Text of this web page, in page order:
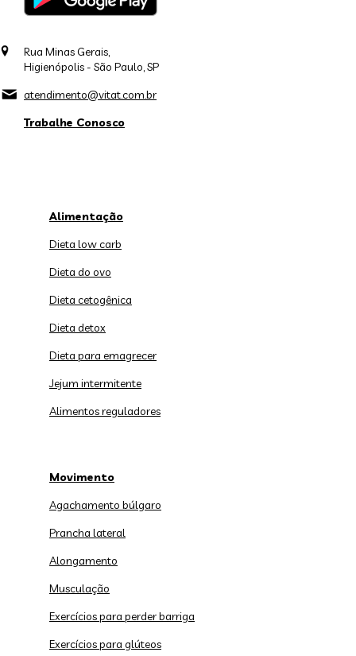
Rua Minas Gerais,
Higienópolis - São Paulo, SP
atendimento@vitat.com.br
Trabalhe Conosco
Alimentação
Dieta low carb
Dieta do ovo
Dieta cetogênica
Dieta detox
Dieta para emagrecer
Jejum intermitente
Alimentos reguladores
Movimento
Agachamento búlgaro
Prancha lateral
Alongamento
Musculação
Exercícios para perder barriga
Exercícios para glúteos